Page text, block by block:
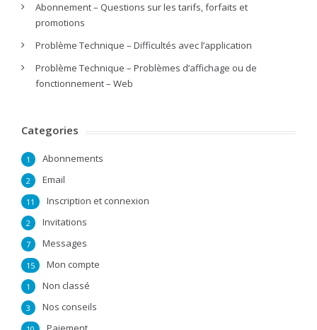
Abonnement – Questions sur les tarifs, forfaits et
promotions
Problème Technique – Difficultés avec l’application
Problème Technique – Problèmes d’affichage ou de
fonctionnement – Web
Categories
Abonnements
1
Email
2
Inscription et connexion
11
Invitations
2
Messages
7
Mon compte
15
Non classé
1
Nos conseils
3